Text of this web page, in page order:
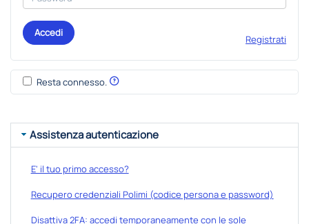
Accedi
Registrati
Resta connesso.
Assistenza autenticazione
E' il tuo primo accesso?
Recupero credenziali Polimi (codice persona e password)
Disattiva 2FA: accedi temporaneamente con le sole